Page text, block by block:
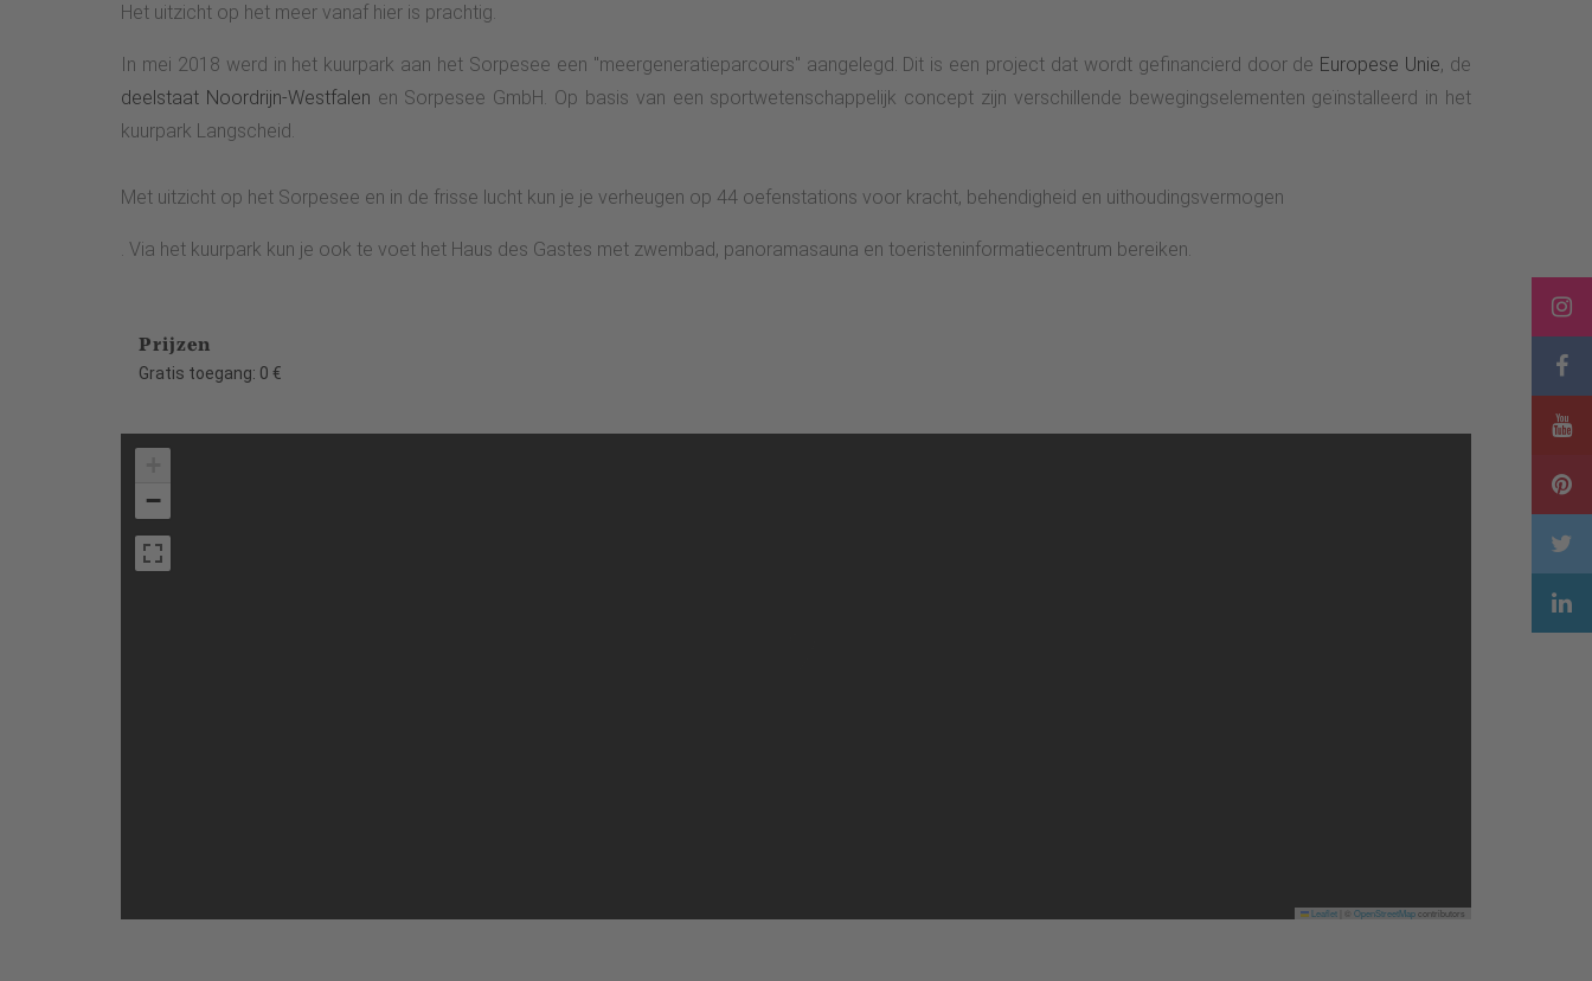
Het uitzicht op het meer vanaf hier is prachtig.
In mei 2018 werd in het kuurpark aan het Sorpesee een "meergeneratieparcours" aangelegd. Dit is een project dat wordt gefinancierd door de Europese Unie, de
deelstaat Noordrijn-Westfalen en Sorpesee GmbH. Op basis van een sportwetenschappelijk concept zijn verschillende bewegingselementen geïnstalleerd in het
kuurpark Langscheid.
Met uitzicht op het Sorpesee en in de frisse lucht kun je je verheugen op 44 oefenstations voor kracht, behendigheid en uithoudingsvermogen
. Via het kuurpark kun je ook te voet het Haus des Gastes met zwembad, panoramasauna en toeristeninformatiecentrum bereiken.
Prijzen
Gratis toegang: 0 €
−
Leaflet OpenStreetMapcontributors